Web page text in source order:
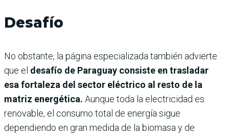
Desafío
No obstante, la página especializada también advierte
que el desafío de Paraguay consiste en trasladar
esa fortaleza del sector eléctrico al resto de la
matriz energética. Aunque toda la electricidad es
renovable, el consumo total de energía sigue
dependiendo en gran medida de la biomasa y de